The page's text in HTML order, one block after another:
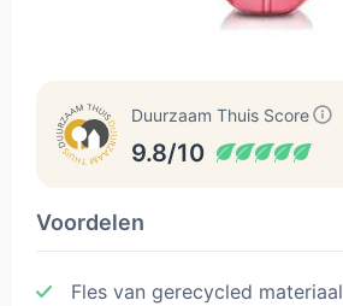
Duurzaam Thuis Score
9.8/10
Voordelen
Fles van gerecycled materiaal